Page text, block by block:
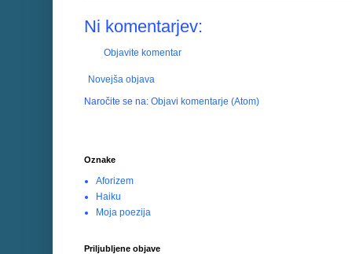
Ni komentarjev:
Objavite komentar
Novejša objava
Naročite se na: Objavi komentarje (Atom)
Oznake
Aforizem
Haiku
Moja poezija
Priljubljene objave